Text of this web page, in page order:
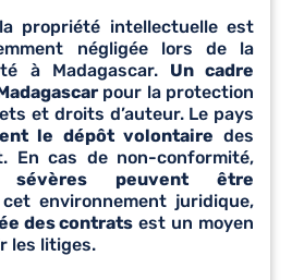
propriété intellectuelle est
négligée lors de la
à Madagascar. Un cadre
pour la protection
et droits d’auteur. Le pays
le dépôt volontaire des
En cas de non-conformité,
sévères peuvent être
environnement juridique,
des contrats est un moyen
les litiges.